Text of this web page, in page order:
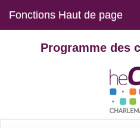
Fonctions Haut de page
Programme des